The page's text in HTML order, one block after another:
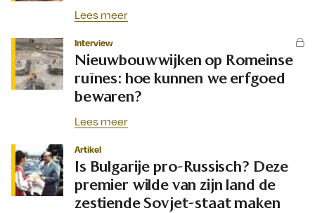
Lees meer
Interview
Nieuwbouwwijken op Romeinse
ruïnes: hoe kunnen we erfgoed
bewaren?
Lees meer
Artikel
Is Bulgarije pro-Russisch? Deze
premier wilde van zijn land de
zestiende Sovjet-staat maken